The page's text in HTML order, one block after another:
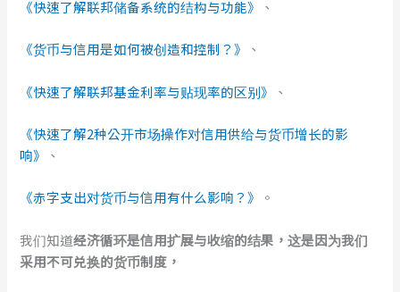
《快速了解联邦储备系统的结构与功能》 、
《货币与信用是如何被创造和控制？》 、
《快速了解联邦基金利率与贴现率的区别》 、
《快速了解2种公开市场操作对信用供给与货币增长的影
响》
、
《赤字支出对货币与信用有什么影响？》 。
我们知道经济循环是信用扩展与收缩的结果，这是因为我们
采用不可兑换的货币制度，